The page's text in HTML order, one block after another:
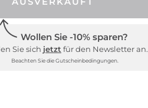
Wollen Sie -10% sparen?
Sie sich jetzt für den Newsletter an.
Beachten Sie die Gutscheinbedingungen.